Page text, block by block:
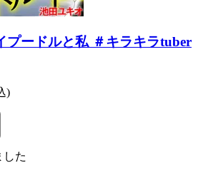
プードルと私 ＃キラキラtuber
)
した